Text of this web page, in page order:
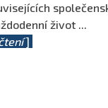
život ...
]